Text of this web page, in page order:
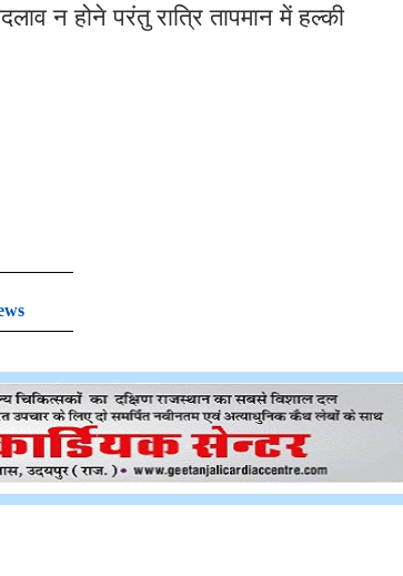
न होने परंतु रात्रि तापमान में हल्की